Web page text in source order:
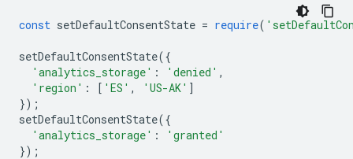
const setDefaultConsentState = require(
setDefaultConsentState({
'analytics_storage' : 'denied' ,
'region' : [ 'ES' , 'US-AK' ]
});
setDefaultConsentState({
'analytics_storage' :
'granted'
});